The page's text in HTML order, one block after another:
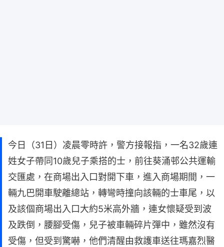
今日（31日）凌晨零時許，警方接報指，一名32歲連
姓女子帶同10歲兒子乘搭的士，前往葵涌邨公共運輸
交匯處，在商場出入口對開下車，進入商場期間，一
輛九巴開車駛離總站，轉彎時撞向該輛的士車尾，以
及該個商場出入口大約5米高外牆，連女懷疑受到波
及跌倒，腰腳受傷，兒子被車輛碎片彈中，雖然沒有
受傷，但受到驚嚇，他們清醒由救護車送往瑪嘉烈醫